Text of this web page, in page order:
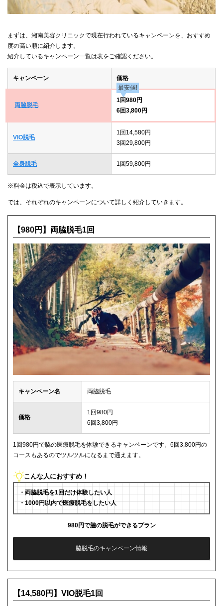
まずは、湘南美容クリニックで現在行われているキャンペーンを、おすすめ
度の高い順に紹介します。
紹介しているキャンペーン一覧は表をご確認ください。
キャンペーン 価格
両脇脱毛
最安値!
1回980円
6回3,800円
VIO脱毛
1回14,580円
3回29,800円
全身脱毛 1回59,800円
※料金は税込で表示しています。
では、それぞれのキャンペーンについて詳しく紹介していきます。
【980円】両脇脱毛1回
キャンペーン名 両脇脱毛
価格
1回980円
6回3,800円
1回980円で脇の医療脱毛を体験できるキャンペーンです。6回3,800円の
コースもあるのでツルツルになるまで通えます。
こんな人におすすめ！
・両脇脱毛を1回だけ体験したい人
・1000円以内で医療脱毛をしたい人
980円で脇の脱毛ができるプラン
脇脱毛のキャンペーン情報
【14,580円】VIO脱毛1回